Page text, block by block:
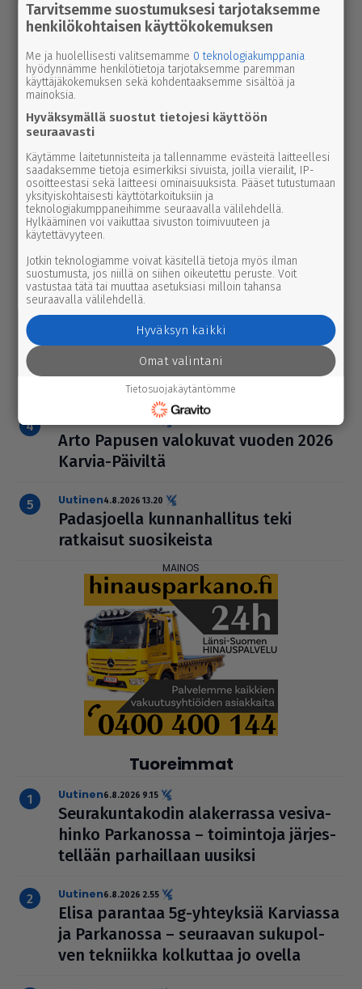
Luetuimmat
Tänään Kuukausi
uutinen5.8.2026 3.00
Par­ka­no­lais­lap­set palaavat pul­pet­tei­
hin ensim­mäis­ten joukossa – naa­pu­ri­
kun­nassa kesäloma jatkuu lähes
viikon pidempään
uutinen6.8.2026 9.15
Seu­ra­kun­ta­ko­din ala­ker­rassa vesi­va­
hinko Par­ka­nossa – toi­min­toja jär­jes­
tel­lään par­hail­laan uusiksi
uutinen5.8.2026 12.00
Pääl­lys­tys­työt hidas­ta­vat lii­ken­nettä
3-tiellä Ikaa­lis­ten suunnalla – syys­
kuussa uutta pintaa Kui­vas­jär­ven
suunnalle
Arto Papusen valokuvat vuoden 2026
Karvia-Päiviltä
uutinen4.8.2026 13.20
Padas­jo­ella kun­nan­hal­li­tus teki
ratkaisut suo­si­keista
Tuoreimmat
uutinen6.8.2026 9.15
Seu­ra­kun­ta­ko­din ala­ker­rassa vesi­va­
hinko Par­ka­nossa – toi­min­toja jär­jes­
tel­lään par­hail­laan uusiksi
uutinen6.8.2026 2.55
Elisa parantaa 5g-yhteyksiä Karviassa
ja Par­ka­nossa – seuraavan suku­pol­
ven tekniikka kolkuttaa jo ovella
Tarvitsemme suostumuksesi tarjotaksemme
henkilökohtaisen käyttökokemuksen
Me ja huolellisesti valitsemamme 0 teknologiakumppania
hyödynnämme henkilötietoja tarjotaksemme paremman
käyttäjäkokemuksen sekä kohdentaaksemme sisältöä ja
mainoksia.
Hyväksymällä suostut tietojesi käyttöön
seuraavasti
Käytämme laitetunnisteita ja tallennamme evästeitä laitteellesi
saadaksemme tietoja esimerkiksi sivuista, joilla vierailit, IP-
osoitteestasi sekä laitteesi ominaisuuksista. Pääset tutustumaan
yksityiskohtaisesti käyttötarkoituksiin ja
teknologiakumppaneihimme seuraavalla välilehdellä.
Hylkääminen voi vaikuttaa sivuston toimivuuteen ja
käytettävyyteen.
Jotkin teknologiamme voivat käsitellä tietoja myös ilman
suostumusta, jos niillä on siihen oikeutettu peruste. Voit
vastustaa tätä tai muuttaa asetuksiasi milloin tahansa
seuraavalla välilehdellä.
Hyväksyn kaikki
Omat valintani
Tietosuojakäytäntömme